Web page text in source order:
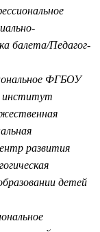
балета/Педагог-
ФГБОУ
институт
развития
детей